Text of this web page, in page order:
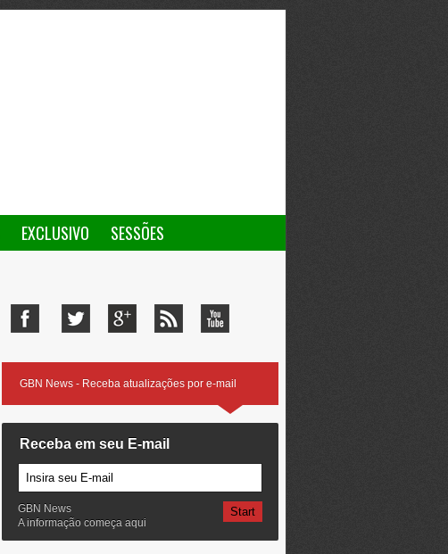
EXCLUSIVO
SESSÕES
GBN News - Receba atualizações por e-mail
Receba em seu E-mail
GBN News
A informação começa aqui